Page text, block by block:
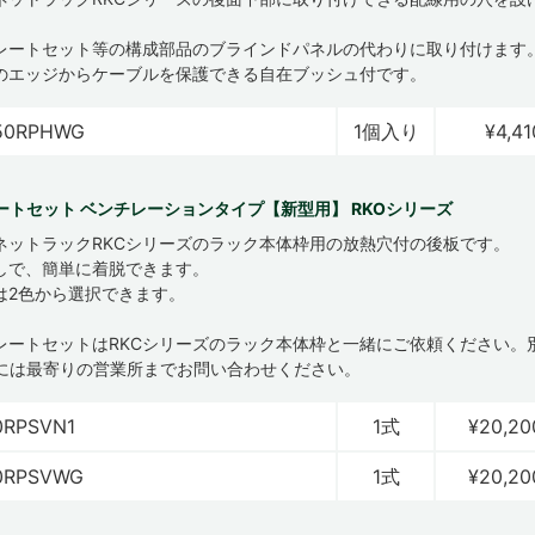
トセット等の構成部品のブラインドパネルの代わりに取り付けます
ッジからケーブルを保護できる自在ブッシュ付です。
1個入り
トセット ベンチレーションタイプ【新型用】 RKOシリーズ
トラックRKCシリーズのラック本体枠用の放熱穴付の後板です。
、簡単に着脱できます。
色から選択できます。
ートセットはRKCシリーズのラック本体枠と一緒にご依頼ください。
は最寄りの営業所までお問い合わせください。
1式
1式